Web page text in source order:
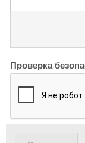
Проверка